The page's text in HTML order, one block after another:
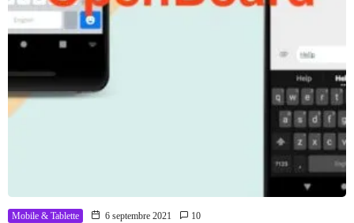
Mobile & Tablette 6 septembre 2021 10